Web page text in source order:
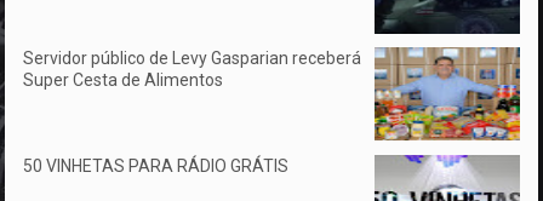
Servidor público de Levy Gasparian receberá
Super Cesta de Alimentos
50 VINHETAS PARA RÁDIO GRÁTIS